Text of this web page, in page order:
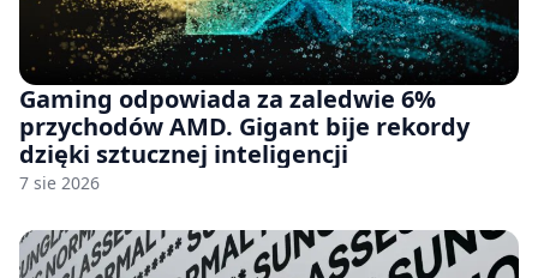
Gaming odpowiada za zaledwie 6%
przychodów AMD. Gigant bije rekordy
dzięki sztucznej inteligencji
7 sie 2026